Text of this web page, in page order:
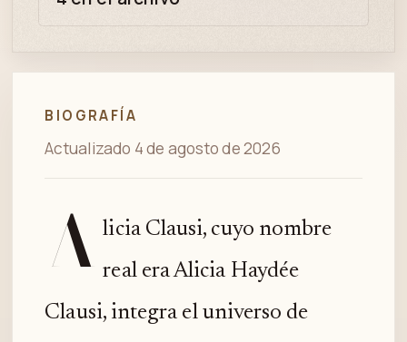
BIOGRAFÍA
Actualizado 4 de agosto de 2026
A licia Clausi, cuyo nombre
real era Alicia Haydée
Clausi, integra el universo de